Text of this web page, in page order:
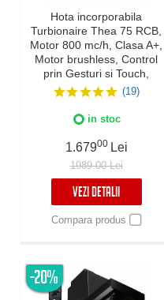
Hota incorporabila
Turbionaire Thea 75 RCB,
Motor 800 mc/h, Clasa A+,
Motor brushless, Control
prin Gesturi si Touch,
Telecomanda, Iluminare
LED 4000K, Aspiratie
perimetrala, 3 viteze +
straturi
(19)
in stoc
1.67900 Lei
1989.00 Lei
VEZI DETALII
Compara produs
-20%